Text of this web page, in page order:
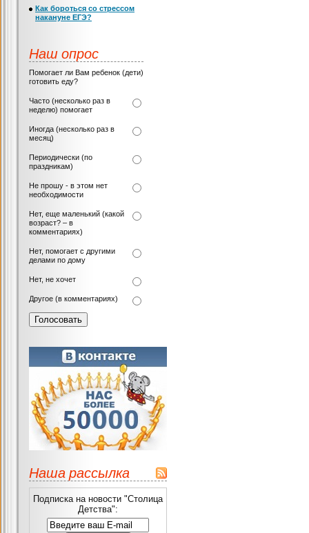
Как бороться со стрессом
накануне ЕГЭ?
Наш опрос
Помогает ли Вам ребенок (дети)
готовить еду?
Часто (несколько раз в
неделю) помогает
Иногда (несколько раз в
месяц)
Периодически (по
праздникам)
Не прошу - в этом нет
необходимости
Нет, еще маленький (какой
возраст? – в
комментариях)
Нет, помогает с другими
делами по дому
Нет, не хочет
Другое (в комментариях)
Наша рассылка
Подписка на новости "Столица
Детства":